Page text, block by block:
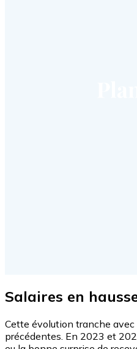
Salaires en
Cette évolution tranche avec
précédentes. En 2023 et